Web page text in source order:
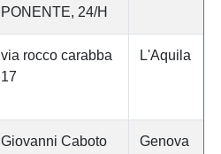
PONENTE, 24/H
via rocco carabba
17
L'Aquila
Giovanni Caboto
Genova